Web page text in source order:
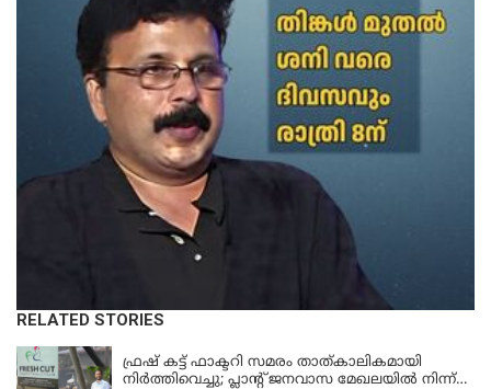
RELATED STORIES
KERALA
ഫ്രഷ് കട്ട് ഫാക്ടറി സമരം താത്കാലികമായി
നിർത്തിവെച്ചു; പ്ലാൻ്റ് ജനവാസ മേഖലയിൽ നിന്ന്